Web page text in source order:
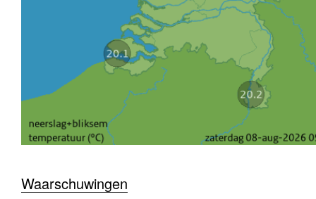
Waarschuwingen